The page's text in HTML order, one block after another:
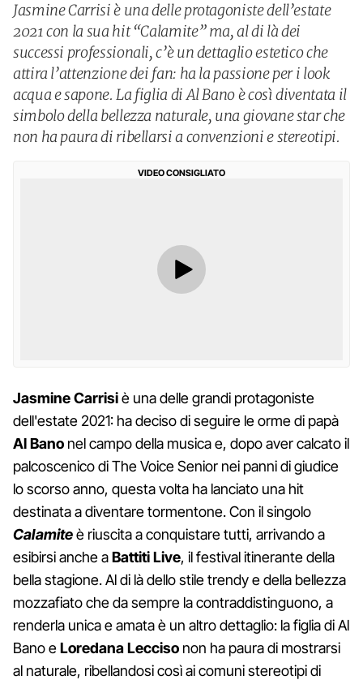
Jasmine Carrisi è una delle protagoniste dell’estate
2021 con la sua hit “Calamite” ma, al di là dei
successi professionali, c’è un dettaglio estetico che
attira l’attenzione dei fan: ha la passione per i look
acqua e sapone. La figlia di Al Bano è così diventata il
simbolo della bellezza naturale, una giovane star che
non ha paura di ribellarsi a convenzioni e stereotipi.
VIDEO CONSIGLIATO
Jasmine Carrisiè una delle grandi protagoniste
dell'estate 2021: ha deciso di seguire le orme di papà
Al Bano nel campo della musica e, dopo aver calcato il
palcoscenico di The Voice Senior nei panni di giudice
lo scorso anno, questa volta ha lanciato una hit
destinata a diventare tormentone. Con il singolo
Calamiteè riuscita a conquistare tutti, arrivando a
esibirsi anche aBattiti Live, il festival itinerante della
bella stagione. Al di là dello stile trendy e della bellezza
mozzafiato che da sempre la contraddistinguono, a
renderla unica e amata è un altro dettaglio: la figlia di Al
Bano eLoredana Lecciso non ha paura di mostrarsi
al naturale, ribellandosi così ai comuni stereotipi di